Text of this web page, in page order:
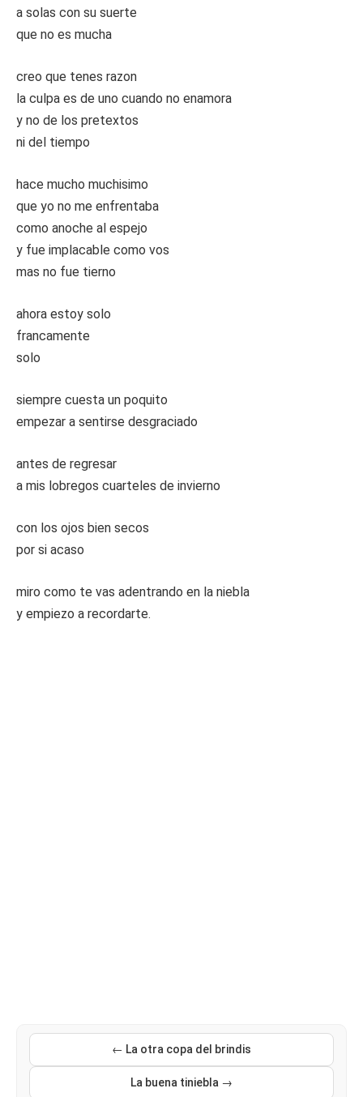
a solas con su suerte
que no es mucha
creo que tenes razon
la culpa es de uno cuando no enamora
y no de los pretextos
ni del tiempo
hace mucho muchisimo
que yo no me enfrentaba
como anoche al espejo
y fue implacable como vos
mas no fue tierno
ahora estoy solo
francamente
solo
siempre cuesta un poquito
empezar a sentirse desgraciado
antes de regresar
a mis lobregos cuarteles de invierno
con los ojos bien secos
por si acaso
miro como te vas adentrando en la niebla
y empiezo a recordarte.
← La otra copa del brindis
La buena tiniebla →